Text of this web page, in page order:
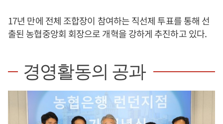
17년 만에 전체 조합장이 참여하는 직선제 투표를 통해 선
출된 농협중앙회 회장으로 개혁을 강하게 추진하고 있다.
경영활동의 공과